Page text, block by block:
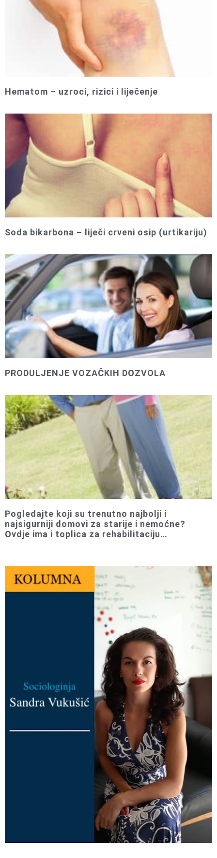
Hematom – uzroci, rizici i liječenje
Soda bikarbona – liječi crveni osip (urtikariju)
PRODULJENJE VOZAČKIH DOZVOLA
Pogledajte koji su trenutno najbolji i
najsigurniji domovi za starije i nemoćne?
Ovdje ima i toplica za rehabilitaciju…